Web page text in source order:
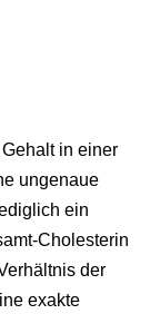
in einer
ungenaue
ein
Cholesterin
der
exakte